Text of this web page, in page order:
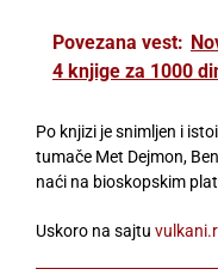
Povezana vest:
4 knjige za 1000
Po knjizi je snimljen i
tumače Met Dejmon,
naći na bioskopskim
Uskoro na sajtu